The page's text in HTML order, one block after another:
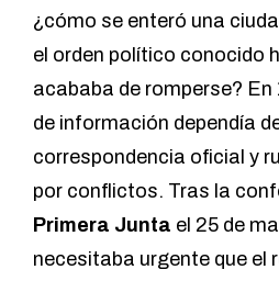
¿cómo se enteró una
el orden político conocido
acababa de romperse?
de información dependía
correspondencia oficial y
por conflictos. Tras la
Primera Junta el 25 de
necesitaba urgente que el